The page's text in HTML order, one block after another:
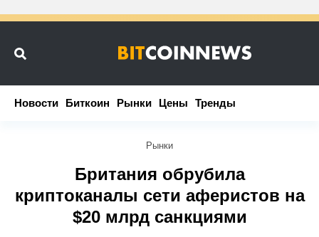
Новости Биткоин Рынки Цены Тренды
Новости Биткоин Рынки Цены Тренды
Рынки
Британия обрубила
криптоканалы сети аферистов на
$20 млрд санкциями